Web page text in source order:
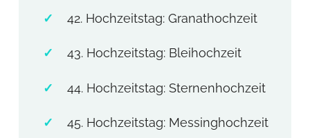
42. Hochzeitstag: Granathochzeit
43. Hochzeitstag: Bleihochzeit
44. Hochzeitstag: Sternenhochzeit
45. Hochzeitstag: Messinghochzeit